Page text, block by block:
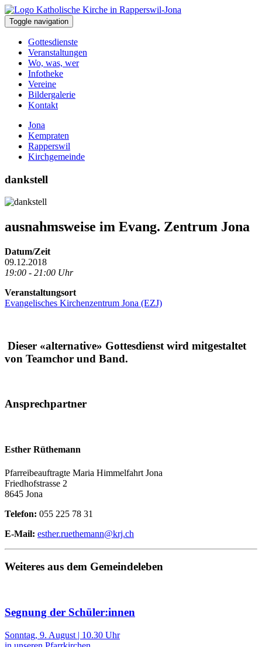
Toggle navigation
Gottesdienste
Veranstaltungen
Wo, was, wer
Infotheke
Vereine
Bildergalerie
Kontakt
Jona
Kempraten
Rapperswil
Kirchgemeinde
dankstell
ausnahmsweise im Evang. Zentrum Jona
Datum/Zeit
09.12.2018
19:00 - 21:00 Uhr
Veranstaltungsort
Evangelisches Kirchenzentrum Jona (EZJ)
Dieser «alternative» Gottesdienst wird mitgestaltet
von Teamchor und Band.
Ansprechpartner
Esther Rüthemann
Pfarreibeauftragte Maria Himmelfahrt Jona
Friedhofstrasse 2
8645 Jona
Telefon: 055 225 78 31
E-Mail: esther.ruethemann@krj.ch
Weiteres aus dem Gemeindeleben
Segnung der Schüler:innen
Sonntag, 9. August | 10.30 Uhr